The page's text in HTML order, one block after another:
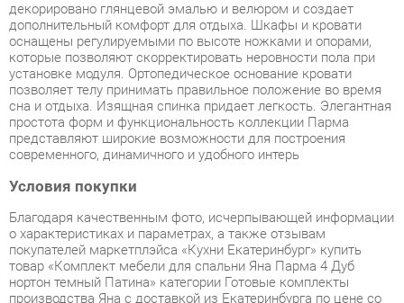
позволяет телу принимать правильное положение во время
сна и отдыха. Изящная спинка придает легкость. Элегантная
простота форм и функциональность коллекции Парма
представляют широкие возможности для построения
современного, динамичного и удобного интерь
Условия покупки
Благодаря качественным фото, исчерпывающей информации
о характеристиках и параметрах, а также отзывам
покупателей маркетплэйса «Кухни Екатеринбург» купить
нортон темный Патина» категории Готовые комплекты
скидкой и гарантией от производителя не составит труда.
Мы отправляем заказы в доставку ежедневно. Товары из
ассортимента в наличии на складе в Екатеринбурге вы
получите не позднее48-ми часовс момента оформления
заказа. Дополнительно вы можете заказать подъём на этаж